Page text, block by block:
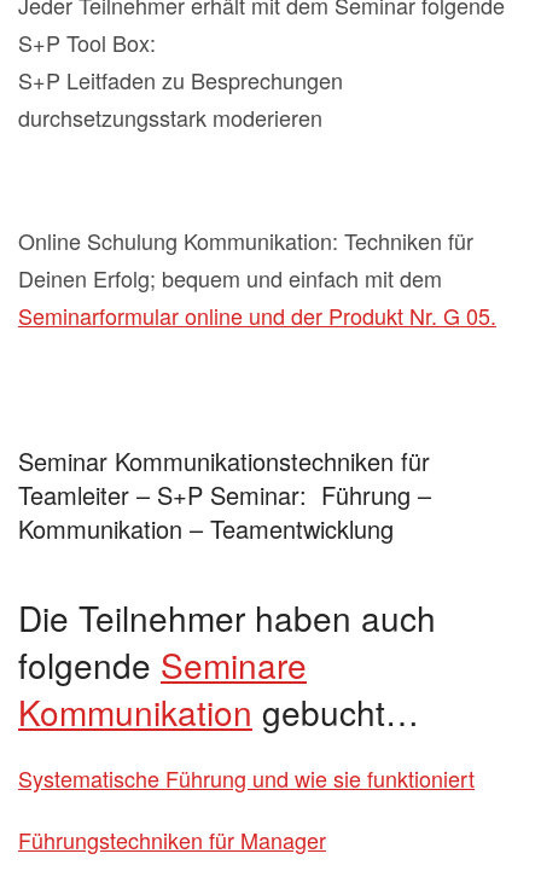
S+P Tool Box:
S+P Leitfaden zu Besprechungen
durchsetzungsstark moderieren
Online Schulung Kommunikation: Techniken für
Deinen Erfolg; bequem und einfach mit dem
Seminarformular online und der Produkt Nr. G 05.
Seminar Kommunikationstechniken für
Teamleiter – S+P Seminar: Führung –
Kommunikation – Teamentwicklung
Die Teilnehmer haben auch
folgende Seminare
Kommunikation gebucht…
Systematische Führung und wie sie funktioniert
Führungstechniken für Manager